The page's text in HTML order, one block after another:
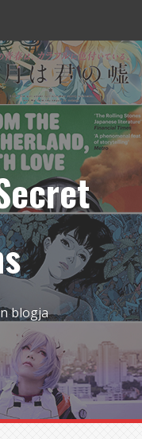
blogja